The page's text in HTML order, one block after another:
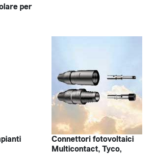
per
Connettori fotovoltaici
Multicontact, Tyco,